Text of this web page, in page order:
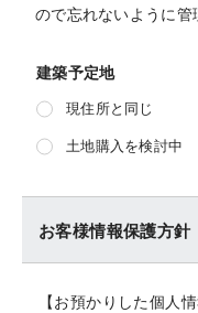
ので忘れないように管
建築予定地
現住所と同じ
土地購入を検討中
お客様情報保護方針
【お預かりした個人